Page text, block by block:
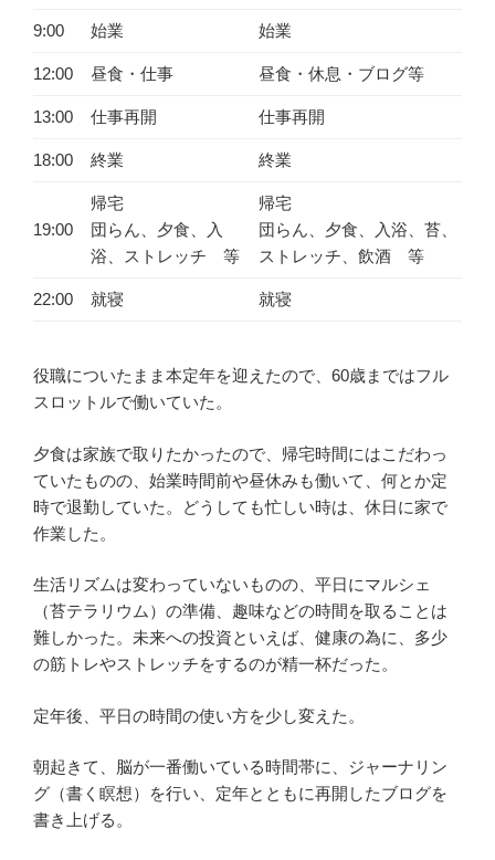
9:00 始業 始業
12:00 昼食・仕事 昼食・休息・ブログ等
13:00 仕事再開 仕事再開
18:00 終業 終業
19:00
帰宅
団らん、夕食、入
浴、ストレッチ 等
帰宅
団らん、夕食、入浴、苔、
ストレッチ、飲酒 等
22:00 就寝 就寝
役職についたまま本定年を迎えたので、60歳まではフル
スロットルで働いていた。
夕食は家族で取りたかったので、帰宅時間にはこだわっ
ていたものの、始業時間前や昼休みも働いて、何とか定
時で退勤していた。どうしても忙しい時は、休日に家で
作業した。
生活リズムは変わっていないものの、平日にマルシェ
（苔テラリウム）の準備、趣味などの時間を取ることは
難しかった。未来への投資といえば、健康の為に、多少
の筋トレやストレッチをするのが精一杯だった。
定年後、平日の時間の使い方を少し変えた。
朝起きて、脳が一番働いている時間帯に、ジャーナリン
グ（書く瞑想）を行い、定年とともに再開したブログを
書き上げる。